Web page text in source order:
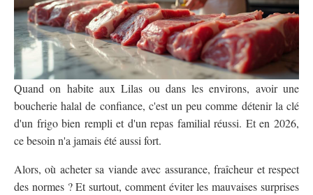
Quand on habite aux Lilas ou dans les environs, avoir une
boucherie halal de confiance, c'est un peu comme détenir la clé
d'un frigo bien rempli et d'un repas familial réussi. Et en 2026,
ce besoin n'a jamais été aussi fort.
Alors, où acheter sa viande avec assurance, fraîcheur et respect
des normes ? Et surtout, comment éviter les mauvaises surprises